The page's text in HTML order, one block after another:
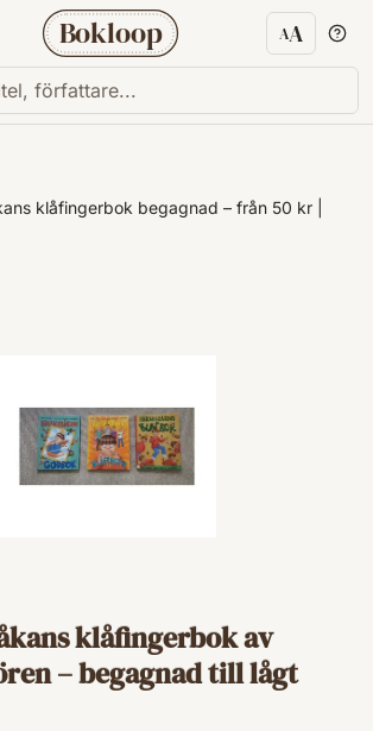
Bokloop AA
klåfingerbok begagnad – från 50 kr |
klåfingerbok av
– begagnad till lågt